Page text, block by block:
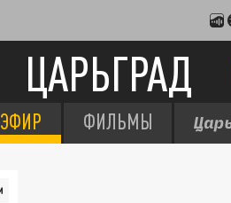
ЦАРЬГРАД
ЭФИР ФИЛЬМЫ